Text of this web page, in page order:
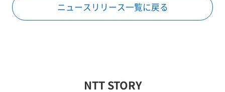
ニュースリリース一覧に戻る
NTT STORY